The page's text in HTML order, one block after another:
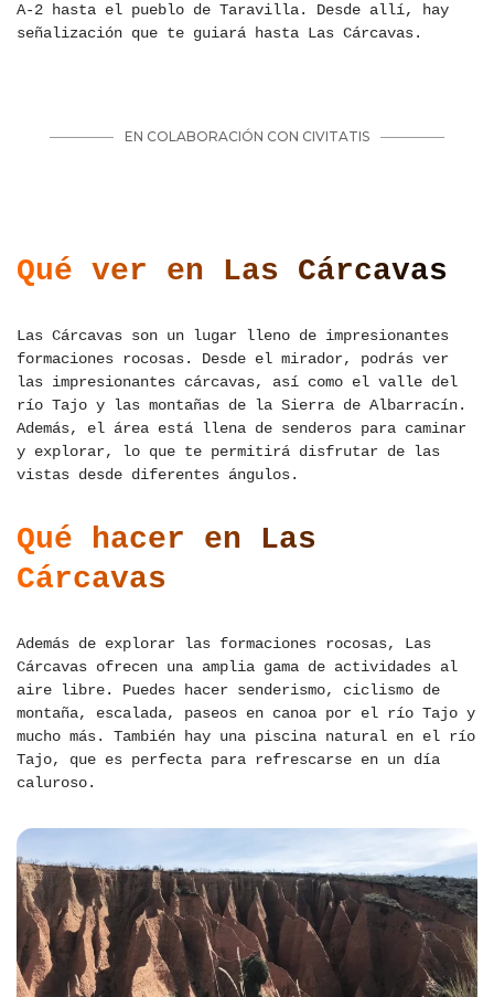
A-2 hasta el pueblo de Taravilla. Desde allí, hay
señalización que te guiará hasta Las Cárcavas.
Qué ver en Las Cárcavas
Las Cárcavas son un lugar lleno de impresionantes
formaciones rocosas. Desde el mirador, podrás ver
las impresionantes cárcavas, así como el valle del
río Tajo y las montañas de la Sierra de Albarracín.
Además, el área está llena de senderos para caminar
y explorar, lo que te permitirá disfrutar de las
vistas desde diferentes ángulos.
Qué hacer en Las
Cárcavas
Además de explorar las formaciones rocosas, Las
Cárcavas ofrecen una amplia gama de actividades al
aire libre. Puedes hacer senderismo, ciclismo de
montaña, escalada, paseos en canoa por el río Tajo y
mucho más. También hay una piscina natural en el río
Tajo, que es perfecta para refrescarse en un día
caluroso.